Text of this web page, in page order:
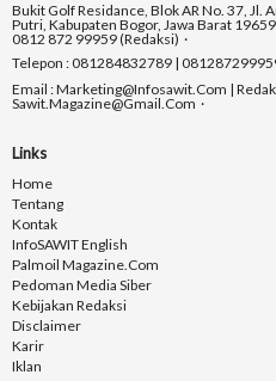
Bukit Golf Residance, Blok AR No. 37, Jl.
Putri, Kabupaten Bogor, Jawa Barat
0812 872 99959 (Redaksi)
Telepon : 081284832789 |
Email : Marketing@infosawit.com |
Sawit.magazine@gmail.com
Links
Home
Tentang
Kontak
InfoSAWIT English
Palmoil Magazine.com
Pedoman Media Siber
Kebijakan Redaksi
Disclaimer
Karir
Iklan